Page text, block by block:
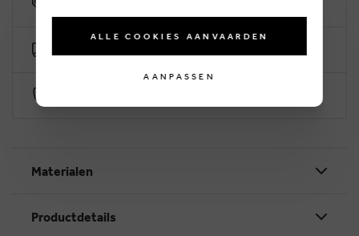
Materialen
Productdetails
ALLE COOKIES AANVAARDEN
AANPASSEN